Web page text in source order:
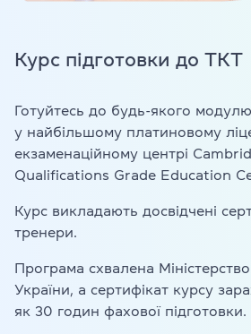
Курс підготовки до ТКТ
Готуйтесь до будь-якого
у найбільшому платиновому
екзаменаційному центрі
Qualifications Grade Education
Курс викладають досвідчені
тренери.
Програма схвалена
України, а сертифікат курсу
як 30 годин фахової підготовки.